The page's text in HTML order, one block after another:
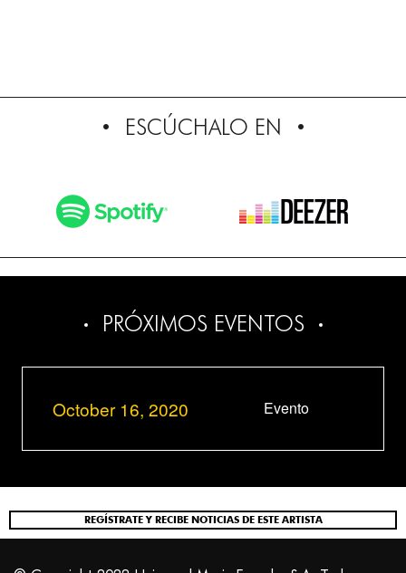
ESCÚCHALO EN
PRÓXIMOS EVENTOS
October 16, 2020 Evento
REGÍSTRATE Y RECIBE NOTICIAS DE ESTE ARTISTA